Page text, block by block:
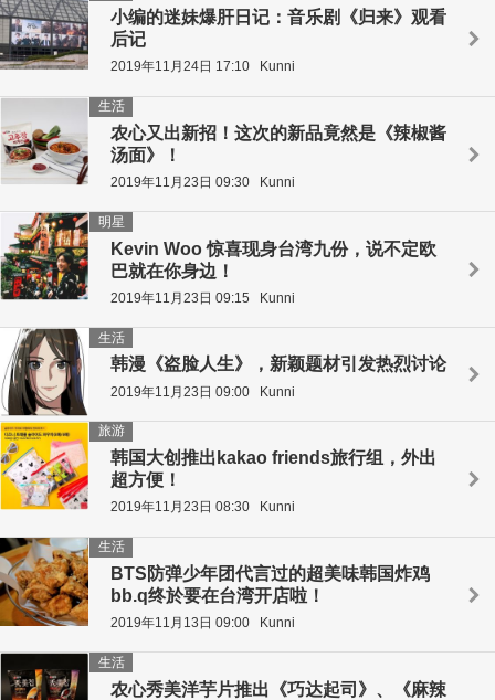
小编的迷妹爆肝日记：音乐剧《归来》观看
后记
2019年11月24日 17:10 Kunni
农心又出新招！这次的新品竟然是《辣椒酱
汤面》！
生活
2019年11月23日 09:30 Kunni
Kevin Woo 惊喜现身台湾九份，说不定欧
巴就在你身边！
明星
2019年11月23日 09:15 Kunni
韩漫《盗脸人生》，新颖题材引发热烈讨论
生活
2019年11月23日 09:00 Kunni
韩国大创推出kakao friends旅行组，外出
超方便！
旅游
2019年11月23日 08:30 Kunni
BTS防弹少年团代言过的超美味韩国炸鸡
bb.q终於要在台湾开店啦！
生活
2019年11月13日 09:00 Kunni
农心秀美洋芋片推出《巧达起司》、《麻辣
生活